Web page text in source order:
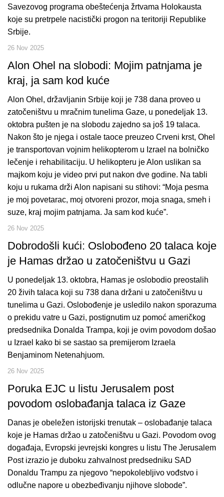
Savezovog programa obeštećenja žrtvama Holokausta
koje su pretrpele nacistički progon na teritoriji Republike
Srbije.
26 Nov 2025
Alon Ohel na slobodi: Mojim patnjama je
kraj, ja sam kod kuće
Alon Ohel, državljanin Srbije koji je 738 dana proveo u
zatočeništvu u mračnim tunelima Gaze, u ponedeljak 13.
oktobra pušten je na slobodu zajedno sa još 19 talaca.
Nakon što je njega i ostale taoce preuzeo Crveni krst, Ohel
je transportovan vojnim helikopterom u Izrael na bolničko
lečenje i rehabilitaciju. U helikopteru je Alon uslikan sa
majkom koju je video prvi put nakon dve godine. Na tabli
koju u rukama drži Alon napisani su stihovi: “Moja pesma
je moj povetarac, moj otvoreni prozor, moja snaga, smeh i
suze, kraj mojim patnjama. Ja sam kod kuće”.
26 Nov 2025
Dobrodošli kući: Oslobođeno 20 talaca koje
je Hamas držao u zatočeništvu u Gazi
U ponedeljak 13. oktobra, Hamas je oslobodio preostalih
20 živih talaca koji su 738 dana držani u zatočeništvu u
tunelima u Gazi. Oslobođenje je usledilo nakon sporazuma
o prekidu vatre u Gazi, postignutim uz pomoć američkog
predsednika Donalda Trampa, koji je ovim povodom došao
u Izrael kako bi se sastao sa premijerom Izraela
Benjaminom Netenahjuom.
26 Nov 2025
Poruka EJC u listu Jerusalem post
povodom oslobađanja talaca iz Gaze
Danas je obeležen istorijski trenutak – oslobađanje talaca
koje je Hamas držao u zatočeništvu u Gazi. Povodom ovog
događaja, Evropski jevrejski kongres u listu The Jerusalem
Post izrazio je duboku zahvalnost predsedniku SAD
Donaldu Trampu za njegovo “nepokolebljivo vođstvo i
odlučne napore u obezbeđivanju njihove slobode”.